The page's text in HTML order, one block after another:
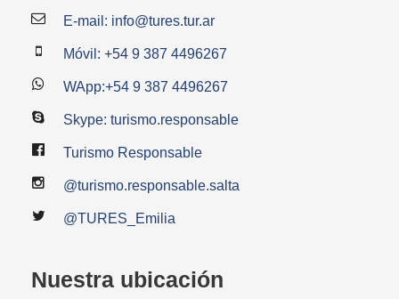
E-mail: info@tures.tur.ar
Móvil: +54 9 387 4496267
WApp:+54 9 387 4496267
Skype: turismo.responsable
Turismo Responsable
@turismo.responsable.salta
@TURES_Emilia
Nuestra ubicación